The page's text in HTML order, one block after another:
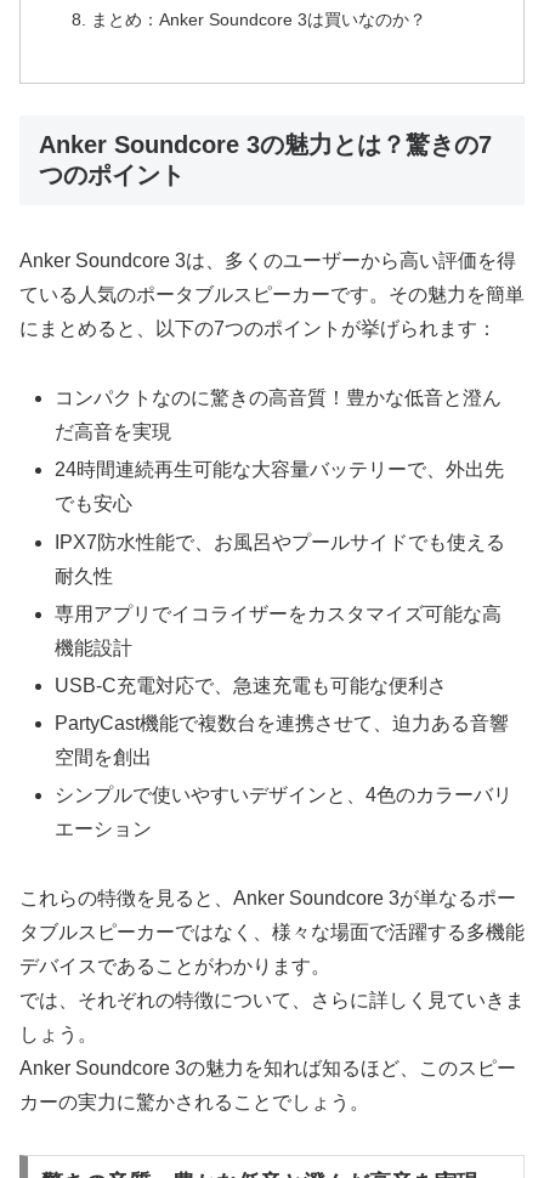
まとめ：Anker Soundcore 3は買いなのか？
Anker Soundcore 3の魅力とは？驚きの7
つのポイント
Anker Soundcore 3は、多くのユーザーから高い評価を得
ている人気のポータブルスピーカーです。その魅力を簡単
にまとめると、以下の7つのポイントが挙げられます：
コンパクトなのに驚きの高音質！豊かな低音と澄ん
だ高音を実現
24時間連続再生可能な大容量バッテリーで、外出先
でも安心
IPX7防水性能で、お風呂やプールサイドでも使える
耐久性
専用アプリでイコライザーをカスタマイズ可能な高
機能設計
USB-C充電対応で、急速充電も可能な便利さ
PartyCast機能で複数台を連携させて、迫力ある音響
空間を創出
シンプルで使いやすいデザインと、4色のカラーバリ
エーション
これらの特徴を見ると、Anker Soundcore 3が単なるポー
タブルスピーカーではなく、様々な場面で活躍する多機能
デバイスであることがわかります。
では、それぞれの特徴について、さらに詳しく見ていきま
しょう。
Anker Soundcore 3の魅力を知れば知るほど、このスピー
カーの実力に驚かされることでしょう。